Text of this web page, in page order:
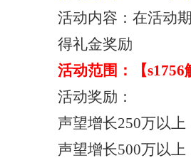
活动内容：在活动
得礼金奖励
活动范围：【
活动奖励：
声望增长250万以
声望增长500万以